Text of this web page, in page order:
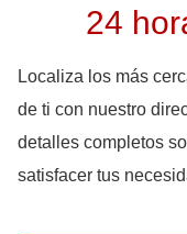
24
Localiza los más
de ti con nuestro
detalles completos
satisfacer tus